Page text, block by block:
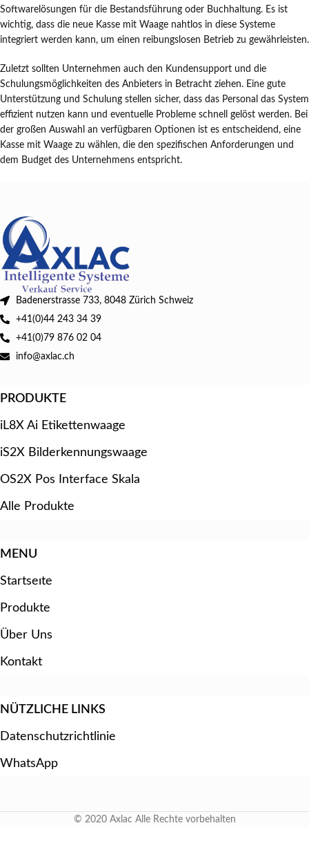
Softwarelösungen für die Bestandsführung oder Buchhaltung. Es ist
wichtig, dass die neue Kasse mit Waage nahtlos in diese Systeme
integriert werden kann, um einen reibungslosen Betrieb zu gewährleisten.
Zuletzt sollten Unternehmen auch den Kundensupport und die
Schulungsmöglichkeiten des Anbieters in Betracht ziehen. Eine gute
Unterstützung und Schulung stellen sicher, dass das Personal das System
effizient nutzen kann und eventuelle Probleme schnell gelöst werden. Bei
der großen Auswahl an verfügbaren Optionen ist es entscheidend, eine
Kasse mit Waage zu wählen, die den spezifischen Anforderungen und
dem Budget des Unternehmens entspricht.
Badenerstrasse 733, 8048 Zürich Schweiz
+41(0)44 243 34 39
+41(0)79 876 02 04
info@axlac.ch
PRODUKTE
iL8X Ai Etikettenwaage
iS2X Bilderkennungswaage
OS2X Pos Interface Skala
Alle Produkte
MENU
Startseıte
Produkte
Über Uns
Kontakt
NÜTZLICHE LINKS
Datenschutzrichtlinie
WhatsApp
© 2020 Axlac Alle Rechte vorbehalten